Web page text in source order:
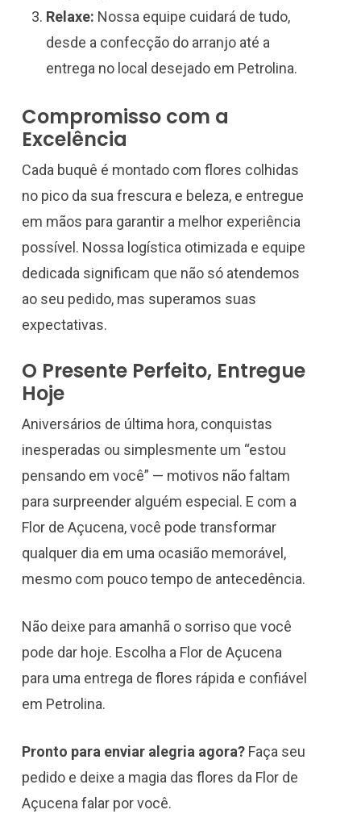
Relaxe: Nossa equipe cuidará de tudo,
desde a confecção do arranjo até a
entrega no local desejado em Petrolina.
Compromisso com a
Excelência
Cada buquê é montado com flores colhidas
no pico da sua frescura e beleza, e entregue
em mãos para garantir a melhor experiência
possível. Nossa logística otimizada e equipe
dedicada significam que não só atendemos
ao seu pedido, mas superamos suas
expectativas.
O Presente Perfeito, Entregue
Hoje
Aniversários de última hora, conquistas
inesperadas ou simplesmente um “estou
pensando em você” — motivos não faltam
para surpreender alguém especial. E com a
Flor de Açucena, você pode transformar
qualquer dia em uma ocasião memorável,
mesmo com pouco tempo de antecedência.
Não deixe para amanhã o sorriso que você
pode dar hoje. Escolha a Flor de Açucena
para uma entrega de flores rápida e confiável
em Petrolina.
Pronto para enviar alegria agora? Faça seu
pedido e deixe a magia das flores da Flor de
Açucena falar por você.